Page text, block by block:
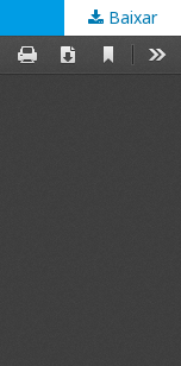
Baixar